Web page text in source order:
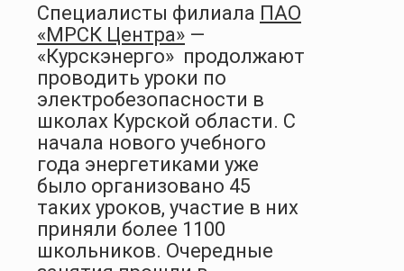
Специалисты филиала ПАО
«МРСК Центра» —
«Курскэнерго» продолжают
проводить уроки по
электробезопасности в
школах Курской области. С
начала нового учебного
года энергетиками уже
было организовано 45
таких уроков, участие в них
приняли более 1100
школьников. Очередные